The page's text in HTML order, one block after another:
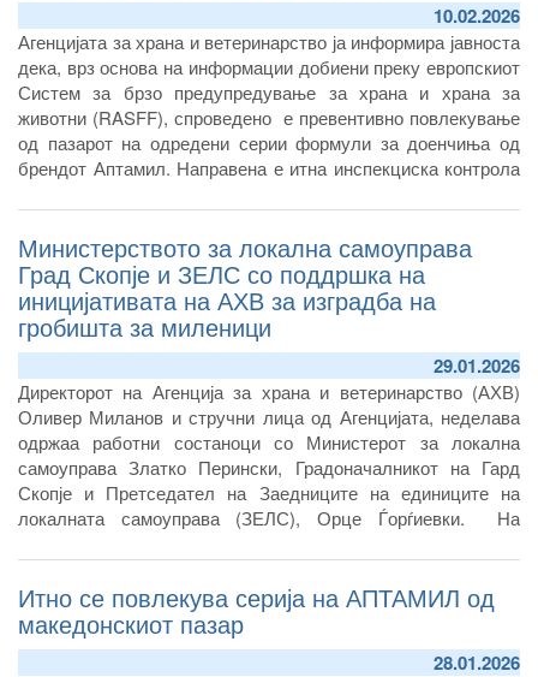
10.02.2026
Агенцијата за храна и ветеринарство ја информира јавноста
дека, врз основа на информации добиени преку европскиот
Систем за брзо предупредување за храна и храна за
животни (RASFF), спроведено е превентивно повлекување
од пазарот на одредени серии формули за доенчиња од
брендот Аптамил. Направена е итна инспекциска контрола
известување дека од пазарот веќе се повлечени производи
опфатени со нотификациите и дека е извршено и нивно
отповикување.
Министерството за локална самоуправа
Град Скопје и ЗЕЛС со поддршка на
иницијативата на АХВ за изградба на
гробишта за миленици
29.01.2026
Директорот на Агенција за храна и ветеринарство (АХВ)
Оливер Миланов и стручни лица од Агенцијата, неделава
одржаа работни состаноци со Министерот за локална
самоуправа Златко Перински, Градоначалникот на Гард
Скопје и Претседател на Заедниците на единиците на
локалната самоуправа (ЗЕЛС), Орце Ѓорѓиевки. На
од надлежност на АХВ и локалните самоуправи, за чие
решавање е потребна заедничка соработка на
институциите.
Итно се повлекува серија на АПТАМИЛ од
македонскиот пазар
28.01.2026